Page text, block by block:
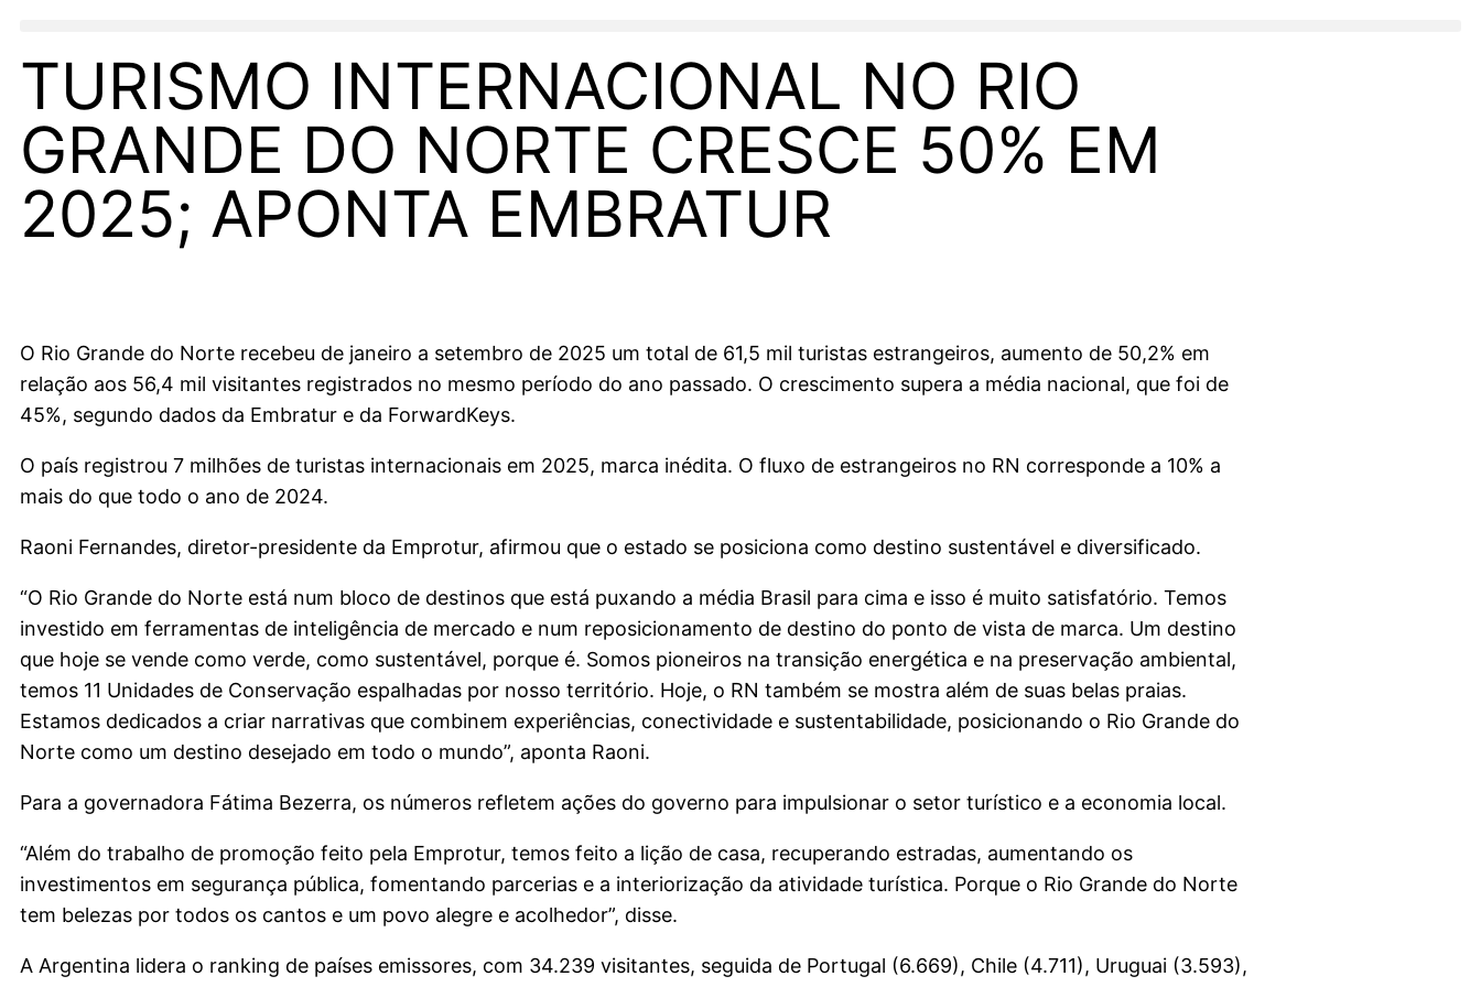
TURISMO INTERNACIONAL NO RIO
GRANDE DO NORTE CRESCE 50% EM
2025; APONTA EMBRATUR
O Rio Grande do Norte recebeu de janeiro a setembro de 2025 um total de 61,5 mil turistas estrangeiros, aumento de 50,2% em
relação aos 56,4 mil visitantes registrados no mesmo período do ano passado. O crescimento supera a média nacional, que foi de
45%, segundo dados da Embratur e da ForwardKeys.
O país registrou 7 milhões de turistas internacionais em 2025, marca inédita. O fluxo de estrangeiros no RN corresponde a 10% a
mais do que todo o ano de 2024.
Raoni Fernandes, diretor-presidente da Emprotur, afirmou que o estado se posiciona como destino sustentável e diversificado.
“O Rio Grande do Norte está num bloco de destinos que está puxando a média Brasil para cima e isso é muito satisfatório. Temos
investido em ferramentas de inteligência de mercado e num reposicionamento de destino do ponto de vista de marca. Um destino
que hoje se vende como verde, como sustentável, porque é. Somos pioneiros na transição energética e na preservação ambiental,
temos 11 Unidades de Conservação espalhadas por nosso território. Hoje, o RN também se mostra além de suas belas praias.
Estamos dedicados a criar narrativas que combinem experiências, conectividade e sustentabilidade, posicionando o Rio Grande do
Norte como um destino desejado em todo o mundo”, aponta Raoni.
Para a governadora Fátima Bezerra, os números refletem ações do governo para impulsionar o setor turístico e a economia local.
“Além do trabalho de promoção feito pela Emprotur, temos feito a lição de casa, recuperando estradas, aumentando os
investimentos em segurança pública, fomentando parcerias e a interiorização da atividade turística. Porque o Rio Grande do Norte
tem belezas por todos os cantos e um povo alegre e acolhedor”, disse.
A Argentina lidera o ranking de países emissores, com 34.239 visitantes, seguida de Portugal (6.669), Chile (4.711), Uruguai (3.593),